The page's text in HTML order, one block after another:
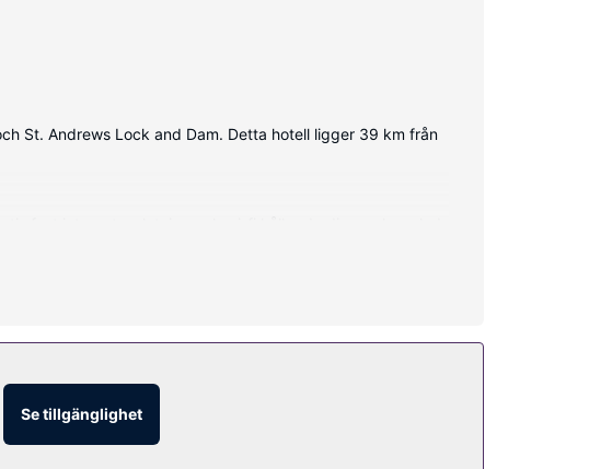
St. Andrews Lock and Dam. Detta hotell ligger 39 km från
På rummet finns telefon, skrivbord och kaffe- och
Se tillgänglighet